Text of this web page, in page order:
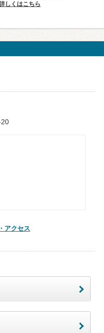
しくはこちら
アクセス